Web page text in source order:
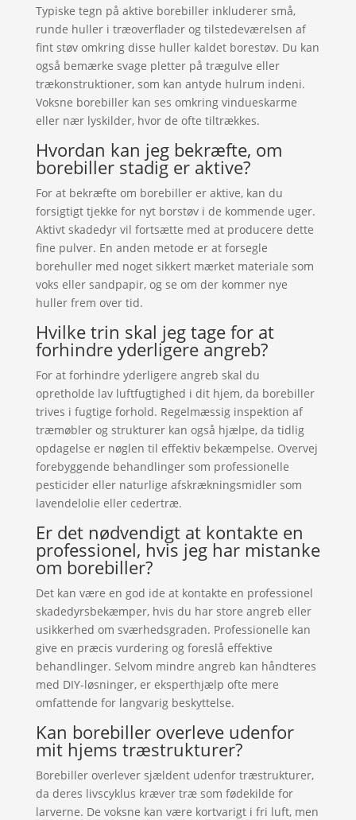
Typiske tegn på aktive borebiller inkluderer små,
runde huller i træoverflader og tilstedeværelsen af
fint støv omkring disse huller kaldet borestøv. Du kan
også bemærke svage pletter på trægulve eller
trækonstruktioner, som kan antyde hulrum indeni.
Voksne borebiller kan ses omkring vindueskarme
eller nær lyskilder, hvor de ofte tiltrækkes.
Hvordan kan jeg bekræfte, om
borebiller stadig er aktive?
For at bekræfte om borebiller er aktive, kan du
forsigtigt tjekke for nyt borstøv i de kommende uger.
Aktivt skadedyr vil fortsætte med at producere dette
fine pulver. En anden metode er at forsegle
borehuller med noget sikkert mærket materiale som
voks eller sandpapir, og se om der kommer nye
huller frem over tid.
Hvilke trin skal jeg tage for at
forhindre yderligere angreb?
For at forhindre yderligere angreb skal du
opretholde lav luftfugtighed i dit hjem, da borebiller
trives i fugtige forhold. Regelmæssig inspektion af
træmøbler og strukturer kan også hjælpe, da tidlig
opdagelse er nøglen til effektiv bekæmpelse. Overvej
forebyggende behandlinger som professionelle
pesticider eller naturlige afskrækningsmidler som
lavendelolie eller cedertræ.
Er det nødvendigt at kontakte en
professionel, hvis jeg har mistanke
om borebiller?
Det kan være en god ide at kontakte en professionel
skadedyrsbekæmper, hvis du har store angreb eller
usikkerhed om sværhedsgraden. Professionelle kan
give en præcis vurdering og foreslå effektive
behandlinger. Selvom mindre angreb kan håndteres
med DIY-løsninger, er eksperthjælp ofte mere
omfattende for langvarig beskyttelse.
Kan borebiller overleve udenfor
mit hjems træstrukturer?
Borebiller overlever sjældent udenfor træstrukturer,
da deres livscyklus kræver træ som fødekilde for
larverne. De voksne kan være kortvarigt i fri luft, men